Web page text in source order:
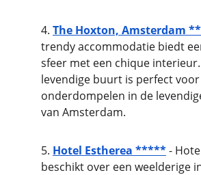
4. The Hoxton, Amsterdam
trendy accommodatie biedt
sfeer met een chique
levendige buurt is perfect voor
onderdompelen in de
van Amsterdam.
5. Hotel Estherea ***** -
beschikt over een weelderige